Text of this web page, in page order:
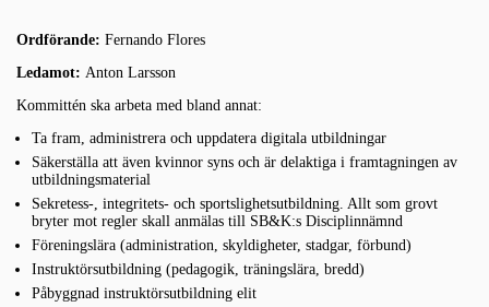
Ordförande: Fernando Flores
Ledamot: Anton Larsson
Kommittén ska arbeta med bland annat:
Ta fram, administrera och uppdatera digitala utbildningar
Säkerställa att även kvinnor syns och är delaktiga i framtagningen av
utbildningsmaterial
Sekretess-, integritets- och sportslighetsutbildning. Allt som grovt
bryter mot regler skall anmälas till SB&K:s Disciplinnämnd
Föreningslära (administration, skyldigheter, stadgar, förbund)
Instruktörsutbildning (pedagogik, träningslära, bredd)
Påbyggnad instruktörsutbildning elit